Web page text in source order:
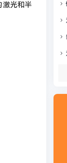
光和半